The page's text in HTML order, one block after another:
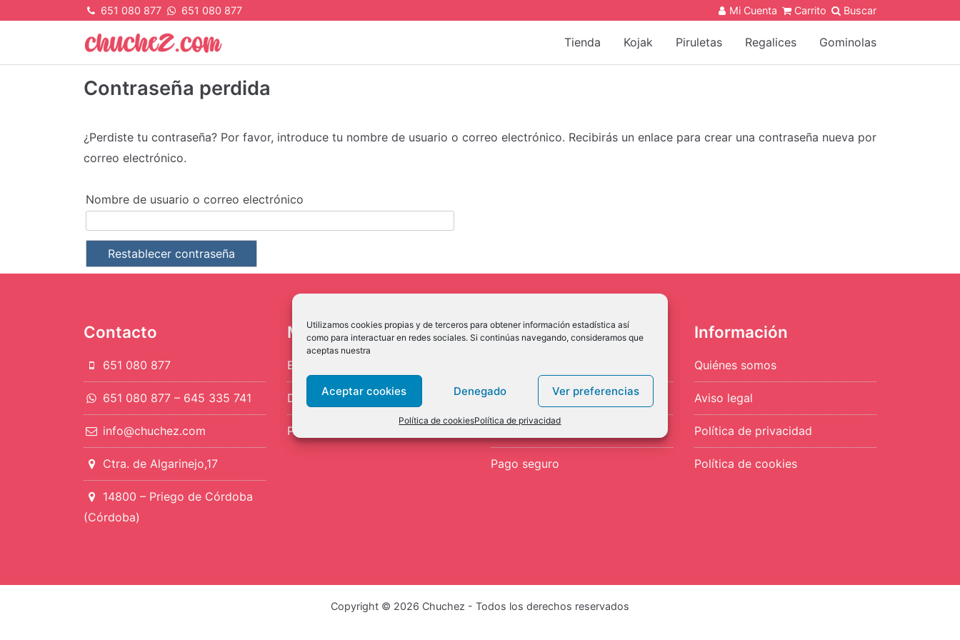
Utilizamos cookies propias y de terceros para obtener información estadística así
como para interactuar en redes sociales. Si continúas navegando, consideramos que
aceptas nuestra
Aceptar cookies Denegado Ver preferencias
Política de cookiesPolítica de privacidad
651 080 877 651 080 877 Mi Cuenta Carrito Buscar
Chuchez
Tienda Kojak Piruletas Regalices Gominolas
Contraseña perdida
¿Perdiste tu contraseña? Por favor, introduce tu nombre de usuario o correo electrónico. Recibirás un enlace para crear una contraseña nueva por
correo electrónico.
Nombre de usuario o correo electrónico
Restablecer contraseña
Contacto
651 080 877
651 080 877 – 645 335 741
info@chuchez.com
Ctra. de Algarinejo,17
14800 – Priego de Córdoba
(Córdoba)
Mi cuenta
Entrar en mi cuenta
Detalles de la cuenta
Pedidos
Condiciones
Envíos y devoluciones
Pago seguro
Información
Quiénes somos
Aviso legal
Política de privacidad
Política de cookies
Copyright © 2026 Chuchez - Todos los derechos reservados